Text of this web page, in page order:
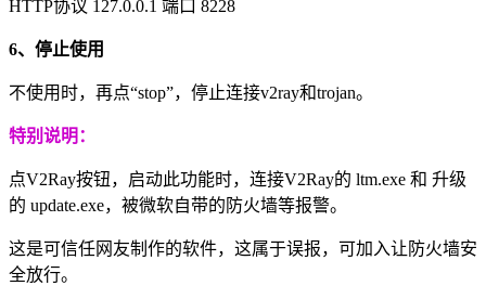
HTTP协议 127.0.0.1 端口 8228
6、停止使用
不使用时，再点“stop”，停止连接v2ray和trojan。
特别说明：
点V2Ray按钮，启动此功能时，连接V2Ray的 ltm.exe 和 升级
的 update.exe，被微软自带的防火墙等报警。
这是可信任网友制作的软件，这属于误报，可加入让防火墙安
全放行。